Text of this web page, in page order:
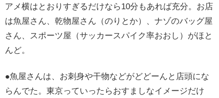
アメ横はとおりすぎるだけなら10分もあれば充分。お店
は魚屋さん、乾物屋さん（のりとか）、ナゾのバッグ屋
さん、スポーツ屋（サッカースパイク率おおし）がほと
んど。
●魚屋さんは、お刺身や干物などがどどーんと店頭にな
らんでた。東京っていったらおすましなイメージだけ